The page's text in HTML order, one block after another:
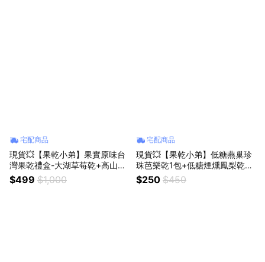
宅配商品
現貨💥【果乾小弟】果實原味台
灣果乾禮盒-大湖草莓乾+高山水
蜜桃乾+小農桑葚乾+愛文芒果乾
共4入｜低熱量｜台灣水果｜台
$499 $1,000
宅配商品
現貨💥【果乾小弟】低糖燕巢珍
珠芭樂乾1包+低糖煙燻鳳梨乾1
包 共2入｜低熱量｜台灣水果｜
台灣名產｜辦公室零食｜畢業禮
$250 $450